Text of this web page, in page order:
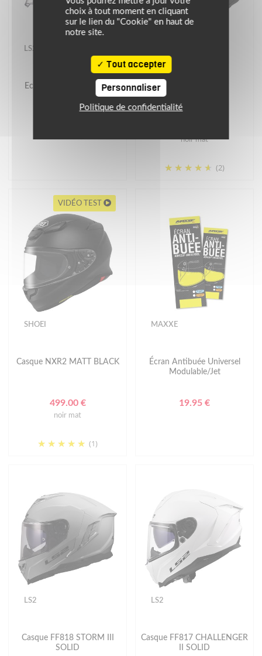
LS2
Ecran TRANSPARENT /
FF901 ADVANT
noir mat
(2)
VIDÉO TEST
SHOEI
Casque NXR2 MATT BLACK
499.00 €
noir mat
(1)
MAXXE
Écran Antibuée Universel
Modulable/Jet
19.95 €
LS2
Casque FF818 STORM III
SOLID
LS2
Casque FF817 CHALLENGER
II SOLID
choix à tout moment en cliquant
sur le lien du "Cookie" en haut de
notre site.
Tout accepter
Personnaliser
Politique de confidentialité